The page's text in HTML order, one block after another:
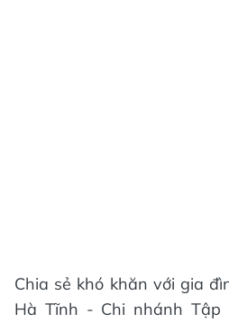
Chia sẻ khó khăn với gia
Hà Tĩnh - Chi nhánh Tập